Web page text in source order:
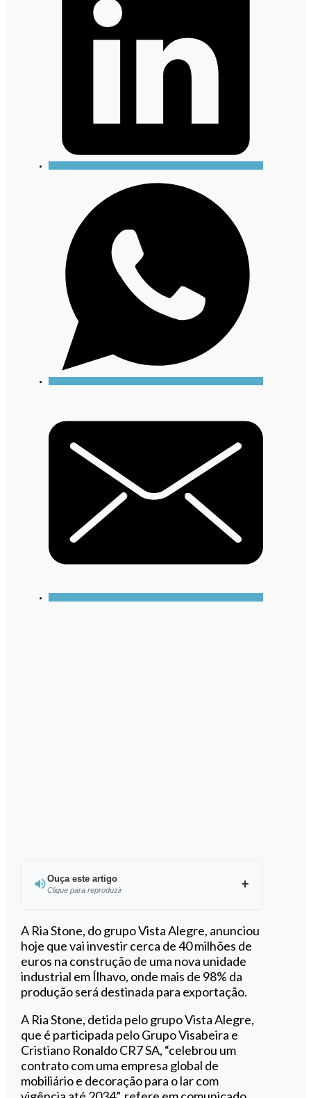
Ouça este artigo
Clique para reproduzir
Ouvir este artigo
A Ria Stone, do grupo Vista Alegre, anunciou
hoje que vai investir cerca de 40 milhões de
euros na construção de uma nova unidade
industrial em Ílhavo, onde mais de 98% da
produção será destinada para exportação.
A Ria Stone, detida pelo grupo Vista Alegre,
que é participada pelo Grupo Visabeira e
Cristiano Ronaldo CR7 SA, “celebrou um
contrato com uma empresa global de
mobiliário e decoração para o lar com